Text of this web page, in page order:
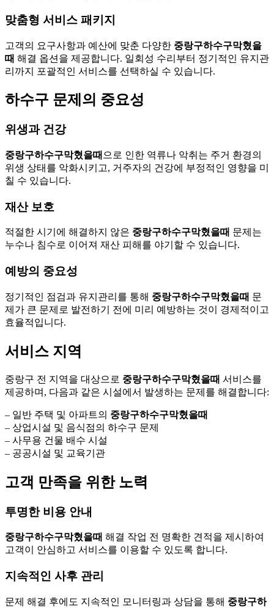
맞춤형 서비스 패키지
고객의 요구사항과 예산에 맞춘 다양한 중랑구하수구막혔을
때 해결 옵션을 제공합니다. 일회성 수리부터 정기적인 유지관
리까지 포괄적인 서비스를 선택하실 수 있습니다.
하수구 문제의 중요성
위생과 건강
중랑구하수구막혔을때 으로 인한 역류나 악취는 주거 환경의
위생 상태를 악화시키고, 거주자의 건강에 부정적인 영향을 미
칠 수 있습니다.
재산 보호
적절한 시기에 해결하지 않은 중랑구하수구막혔을때 문제는
누수나 침수로 이어져 재산 피해를 야기할 수 있습니다.
예방의 중요성
정기적인 점검과 유지관리를 통해 중랑구하수구막혔을때 문
제가 큰 문제로 발전하기 전에 미리 예방하는 것이 경제적이고
효율적입니다.
서비스 지역
중랑구 전 지역을 대상으로 중랑구하수구막혔을때 서비스를
제공하며, 다음과 같은 시설에서 발생하는 문제를 해결합니다:
– 일반 주택 및 아파트의 중랑구하수구막혔을때
– 상업시설 및 음식점의 하수구 문제
– 사무용 건물 배수 시설
– 공공시설 및 교육기관
고객 만족을 위한 노력
투명한 비용 안내
중랑구하수구막혔을때 해결 작업 전 명확한 견적을 제시하여
고객이 안심하고 서비스를 이용할 수 있도록 합니다.
지속적인 사후 관리
문제 해결 후에도 지속적인 모니터링과 상담을 통해 중랑구하